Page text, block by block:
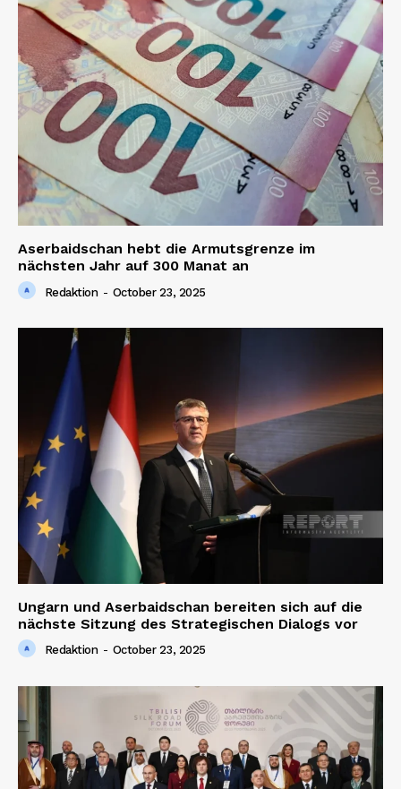
Aserbaidschan hebt die Armutsgrenze im
nächsten Jahr auf 300 Manat an
Redaktion - October 23, 2025
Ungarn und Aserbaidschan bereiten sich auf die
nächste Sitzung des Strategischen Dialogs vor
Redaktion - October 23, 2025